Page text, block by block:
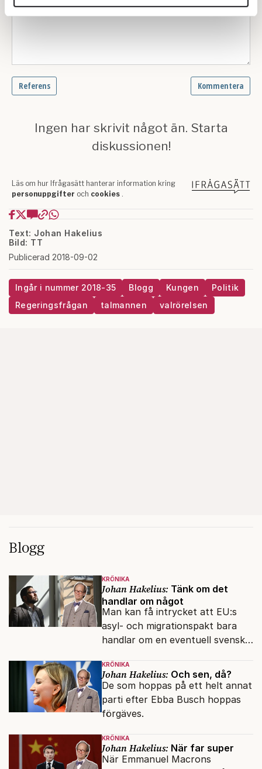
annons- och analysföretag som vi samarbetar med.
Om du vill läsa mer om hur vi hanterar personuppgifter
kan du göra det
Text: Johan Hakelius
Bild: TT
Publicerad 2018-09-02
Ingår i nummer 2018-35 Blogg Kungen
Politik
Regeringsfrågan
talmannen valrörelsen
Blogg
KRÖNIKA
Johan Hakelius: Tänk om det
handlar om något
Man kan få intrycket att EU:s
asyl- och migrationspakt bara
handlar om en eventuell svensk
KRÖNIKA
Johan Hakelius: Och sen, då?
De som hoppas på ett helt annat
parti efter Ebba Busch hoppas
förgäves.
KRÖNIKA
Johan Hakelius: När far super
När Emmanuel Macrons